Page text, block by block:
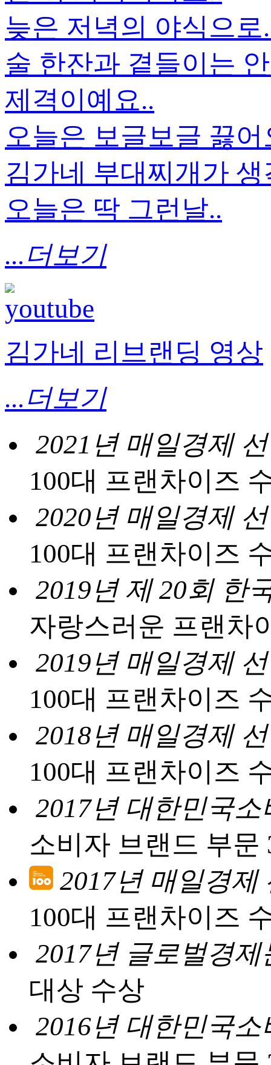
늦은 저녁의 야식으로
술 한잔과 곁들이는
제격이예요..
오늘은 보글보글 끓
김가네 부대찌개가
오늘은 딱 그런날..
...더보기
김가네 리브랜딩 영상
...더보기
2021년 매일경제
100대 프랜차이즈
2020년 매일경제
100대 프랜차이즈
2019년 제 20회 한
자랑스러운 프랜차
2019년 매일경제
100대 프랜차이즈
2018년 매일경제
100대 프랜차이즈
2017년 대한민국
소비자 브랜드 부문
2017년 매일경제
100대 프랜차이즈
2017년 글로벌경
대상 수상
2016년 대한민국